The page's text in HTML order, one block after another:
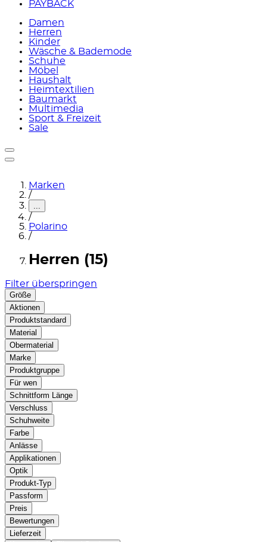
PAYBACK
Damen
Herren
Kinder
Wäsche & Bademode
Schuhe
Möbel
Haushalt
Heimtextilien
Baumarkt
Multimedia
Sport & Freizeit
Sale
Marken
/
...
/
Polarino
/
Herren (15)
Filter überspringen
Größe
Aktionen
Produktstandard
Material
Obermaterial
Marke
Produktgruppe
Für wen
Schnittform Länge
Verschluss
Schuhweite
Farbe
Anlässe
Applikationen
Optik
Produkt-Typ
Passform
Preis
Bewertungen
Lieferzeit